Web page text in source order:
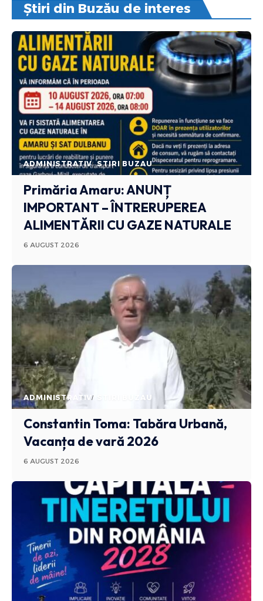
Știri din Buzău de interes
ADMINISTRATIV STIRI BUZAU
Primăria Amaru: ANUNȚ
IMPORTANT – ÎNTRERUPEREA
ALIMENTĂRII CU GAZE NATURALE
6 AUGUST 2026
ADMINISTRATIV STIRI BUZAU
Constantin Toma: Tabăra Urbană,
Vacanța de vară 2026
6 AUGUST 2026